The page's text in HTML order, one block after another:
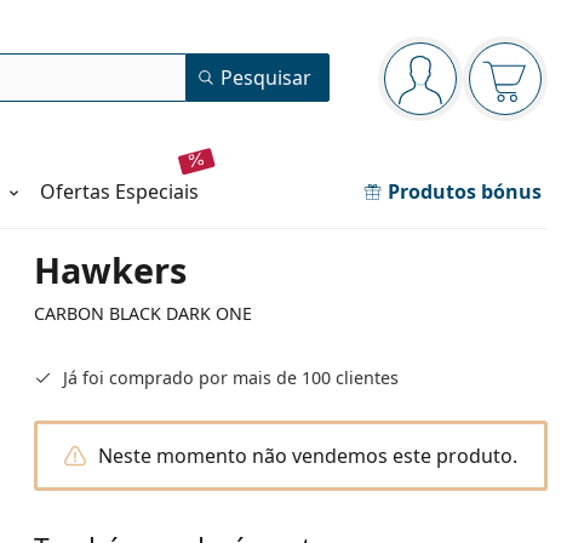
Painel de navegação
está conectado
O cesto
Pesquisar
ofertas especiais Produtos bónus
Hawkers
CARBON BLACK DARK ONE
Já foi comprado por mais de 100 clientes
Neste momento não vendemos este produto.